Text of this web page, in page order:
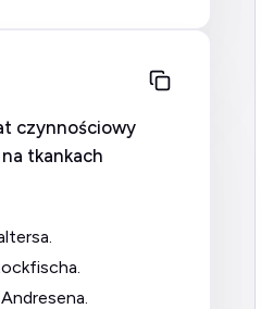
czynnościowy
tkankach